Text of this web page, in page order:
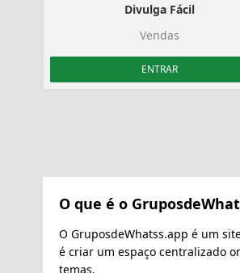
Divulga Fácil
Vendas
ENTRAR
O que é o
O GruposdeWhatss.app é um
é criar um espaço centralizado
temas.